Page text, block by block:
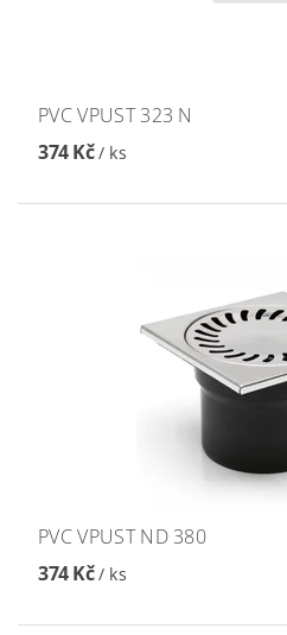
PVC VPUST 323 N
374 Kč/ ks
PVC VPUST ND 380
374 Kč/ ks